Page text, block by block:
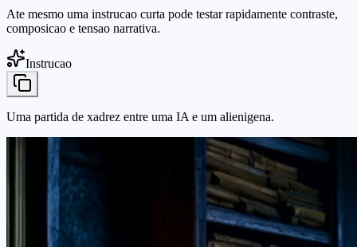
Ate mesmo uma instrucao curta pode testar rapidamente contraste,
composicao e tensao narrativa.
Instrucao
Uma partida de xadrez entre uma IA e um alienigena.